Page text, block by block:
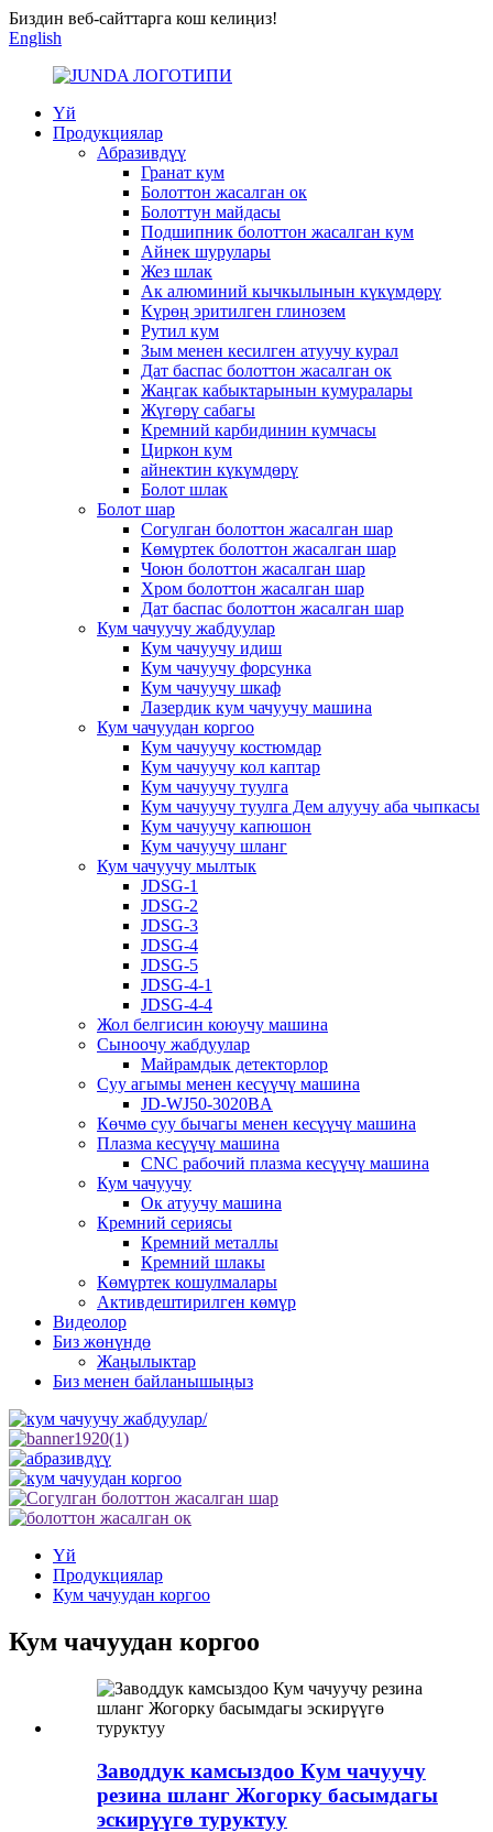
Биздин веб-сайттарга кош келиңиз!
English
Үй
Продукциялар
Абразивдүү
Гранат кум
Болоттон жасалган ок
Болоттун майдасы
Подшипник болоттон жасалган кум
Айнек шурулары
Жез шлак
Ак алюминий кычкылынын күкүмдөрү
Күрөң эритилген глинозем
Рутил кум
Зым менен кесилген атуучу курал
Дат баспас болоттон жасалган ок
Жаңгак кабыктарынын кумуралары
Жүгөрү сабагы
Кремний карбидинин кумчасы
Циркон кум
айнектин күкүмдөрү
Болот шлак
Болот шар
Согулган болоттон жасалган шар
Көмүртек болоттон жасалган шар
Чоюн болоттон жасалган шар
Хром болоттон жасалган шар
Дат баспас болоттон жасалган шар
Кум чачуучу жабдуулар
Кум чачуучу идиш
Кум чачуучу форсунка
Кум чачуучу шкаф
Лазердик кум чачуучу машина
Кум чачуудан коргоо
Кум чачуучу костюмдар
Кум чачуучу кол каптар
Кум чачуучу туулга
Кум чачуучу туулга Дем алуучу аба чыпкасы
Кум чачуучу капюшон
Кум чачуучу шланг
Кум чачуучу мылтык
JDSG-1
JDSG-2
JDSG-3
JDSG-4
JDSG-5
JDSG-4-1
JDSG-4-4
Жол белгисин коюучу машина
Сыноочу жабдуулар
Майрамдык детекторлор
Суу агымы менен кесүүчү машина
JD-WJ50-3020BA
Көчмө суу бычагы менен кесүүчү машина
Плазма кесүүчү машина
CNC рабочий плазма кесүүчү машина
Кум чачуучу
Ок атуучу машина
Кремний сериясы
Кремний металлы
Кремний шлакы
Көмүртек кошулмалары
Активдештирилген көмүр
Видеолор
Биз жөнүндө
Жаңылыктар
Биз менен байланышыңыз
Үй
Продукциялар
Кум чачуудан коргоо
Кум чачуудан коргоо
Заводдук камсыздоо Кум ​​чачуучу
резина шланг Жогорку басымдагы
эскирүүгө туруктуу